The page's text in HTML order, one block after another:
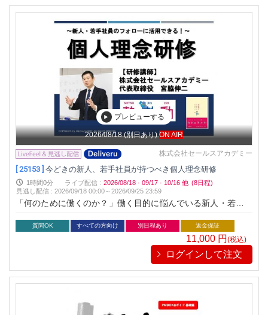
プレビューする
2026/08/18 (別日あり) ON AIR
株式会社セールスアカデミー
[ 25153 ] 今どきの新人、若手社員が持つべき個人理念研修
1時間0分 ライブ配信 : 2026/08/18 · 09/17 · 10/16 他 (8日程)
見逃し配信 :2026/09/18 00:00～2026/09/25 23:59
「何のために働くのか？」働く目的に悩んでいる新人・若手社
員にお勧めです！
質問OK すべての方向け 別日程あり 返金保証
11,000 円(税込)
ログインして注文